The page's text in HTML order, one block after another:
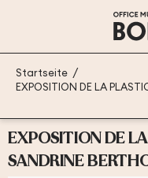
principal
Startseite
EXPOSITION DE LA
EXPOSITION DE
SANDRINE